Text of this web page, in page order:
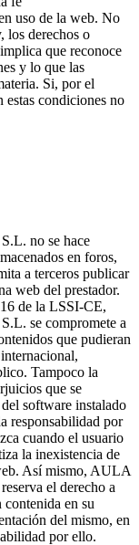
uso de la web. No
los derechos o
que reconoce
y lo que las
Si, por el
estas condiciones no
no se hace
en foros,
a terceros publicar
web del prestador.
de la LSSI-CE,
se compromete a
que pudieran
Tampoco la
que se
software instalado
responsabilidad por
cuando el usuario
la inexistencia de
Así mismo, AULA
el derecho a
en su
del mismo, en
por ello.